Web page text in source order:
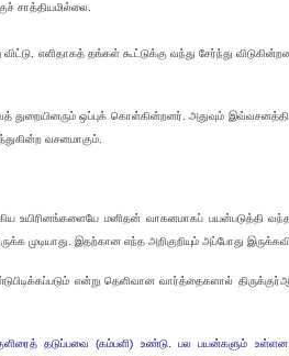
சாத்தியமில்லை.
எளிதாகத் தங்கள் கூட்டுக்கு வந்து சேர்ந்து
ஒப்புக் கொள்கின்றனர். அதுவும் இவ்வசனத்தில்
வசனமாகும்.
உயிரினங்களையே மனிதன் வாகனமாகப் பயன்படுத்தி
முடியாது. இதற்கான எந்த அறிகுறியும் அப்போது
என்று தெளிவான வார்த்தைகளால்
தடுப்பவை (கம்பளி) உண்டு. பல பயன்களும் உள்ளன.